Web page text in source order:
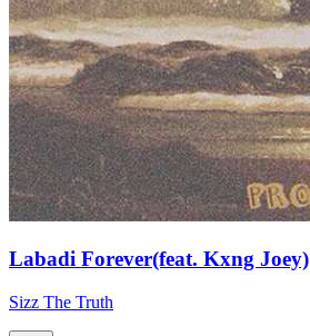
Labadi Forever(feat. Kxng Joey)
Sizz The Truth